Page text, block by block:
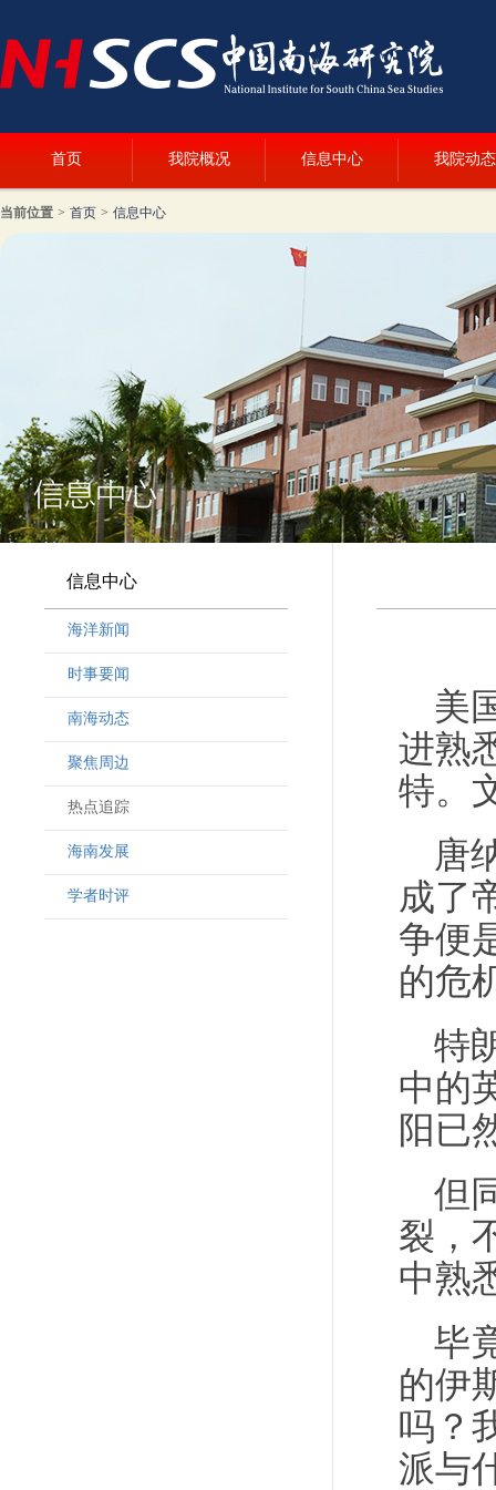
首页 我院概况 信息中心 我院动态
当前位置 > 首页 > 信息中心
信息中心
海洋新闻
时事要闻
南海动态
聚焦周边
热点追踪
海南发展
学者时评
美
进熟
特。
唐
成了
争便
的危
特
中的
阳已
但
裂，
中熟
毕
的伊
吗？
派与